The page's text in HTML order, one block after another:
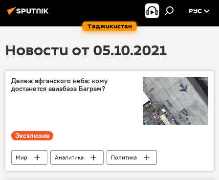
Таджикистан
РУС
Новости от 05.10.2021
Дележ афганского неба: кому
достанется авиабаза Баграм?
Эксклюзив
Мир Аналитика
Политика
Афганистан
Китай